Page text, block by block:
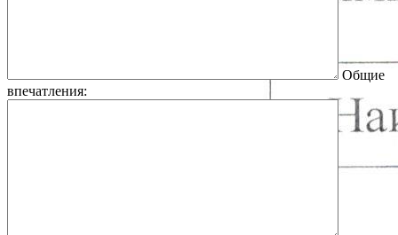
Общие
впечатления: